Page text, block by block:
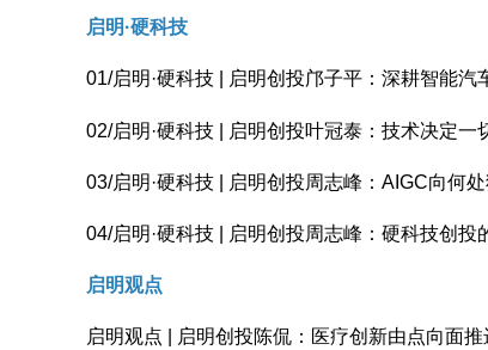
启明·硬科技
01/启明·硬科技 | 启明创投邝子平：深耕智能
02/启明·硬科技 | 启明创投叶冠泰：技术决定
03/启明·硬科技 | 启明创投周志峰：AIGC向何处
04/启明·硬科技 | 启明创投周志峰：硬科技创投
启明观点
启明观点 | 启明创投陈侃：医疗创新由点向面